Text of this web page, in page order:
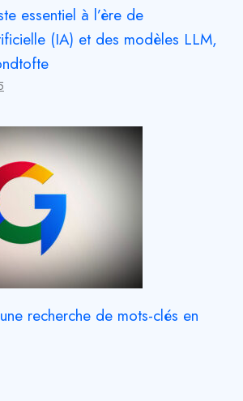
essentiel à l’ère de
(IA) et des modèles LLM,
recherche de mots-clés en